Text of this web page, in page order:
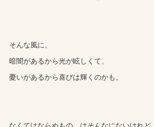
そんな風に、
暗闇があるから光が眩しくて、
憂いがあるから喜びは輝くのかも。